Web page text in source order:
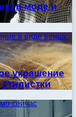
в моде и
в виде венца:
украшение
сейчас